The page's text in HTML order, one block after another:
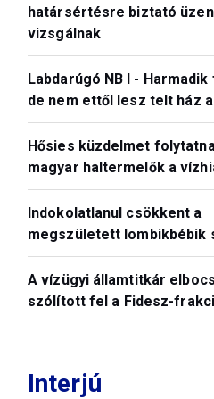
határsértésre biztató
vizsgálnak
Labdarúgó NB I -
de nem ettől lesz telt ház
Hősies küzdelmet
magyar haltermelők a
Indokolatlanul csökkent a
megszületett lombikbébik
A vízügyi államtitkár
szólított fel a Fidesz-
Interjú